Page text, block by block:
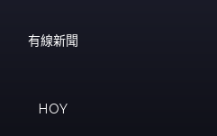
有線新聞
HOY